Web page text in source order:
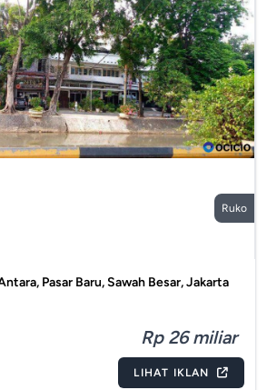
Ruko
Pasar Baru, Sawah Besar, Jakarta
Rp 26 miliar
LIHAT IKLAN